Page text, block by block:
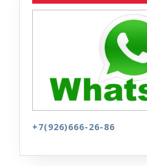
+7(926)666-26-86